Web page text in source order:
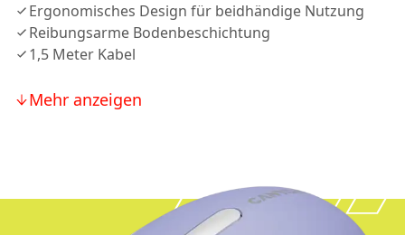
Ergonomisches Design für beidhändige Nutzung
Reibungsarme Bodenbeschichtung
1,5 Meter Kabel
Mehr anzeigen